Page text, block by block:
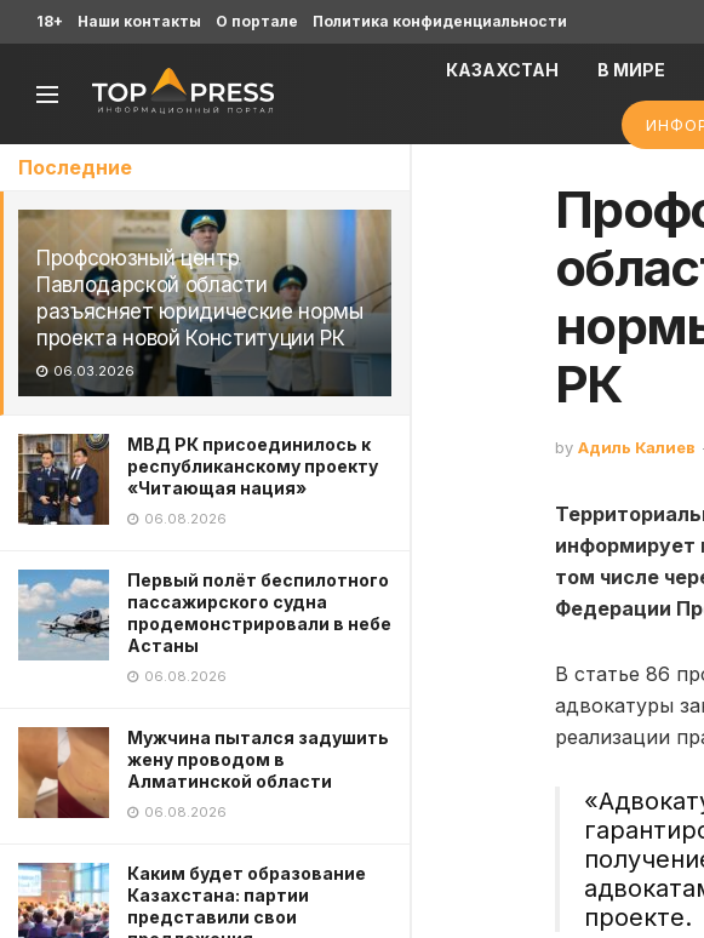
Последние
Профсоюзный центр
Павлодарской области
разъясняет юридические нормы
проекта новой Конституции РК
06.03.2026
МВД РК присоединилось к
республиканскому проекту
«Читающая нация»
06.08.2026
Первый полёт беспилотного
пассажирского судна
продемонстрировали в небе
Астаны
06.08.2026
Мужчина пытался задушить
жену проводом в
Алматинской области
06.08.2026
Каким будет образование
Казахстана: партии
представили свои
18+ Наши контакты О портале Политика конфиденциальности
КАЗАХСТАН В МИРЕ
РК
by Адиль Калиев
информирует
том числе
Федерации
В статье 86
адвокатуры
реализации
проекте.